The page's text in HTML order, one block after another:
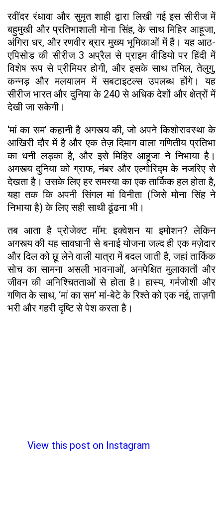
रवींदर रंधावा और सुमृत शाही द्वारा लिखी गई इस सीरीज में
बहुमुखी और प्रतिभाशाली मोना सिंह, के साथ मिहिर आहूजा,
अंगिरा धर, और रणवीर ब्रार मुख्य भूमिकाओं में हैं। यह आठ-
एपिसोड की सीरीज 3 अप्रैल से प्राइम वीडियो पर हिंदी में
विशेष रूप से प्रीमियर होगी, और इसके साथ तमिल, तेलुगु,
कन्नड़ और मलयालम में सबटाइटल्स उपलब्ध होंगे। यह
सीरीज भारत और दुनिया के 240 से अधिक देशों और क्षेत्रों में
देखी जा सकेगी।
‘मां का सम’ कहानी है अगस्त्य की, जो अपने किशोरावस्था के
आखिरी दौर में है और एक तेज़ दिमाग वाला गणितीय प्रतिभा
का धनी लड़का है, और इसे मिहिर आहूजा ने निभाया है।
अगस्त्य दुनिया को ग्राफ, नंबर और एल्गोरिद्म के नजरिए से
देखता है। उसके लिए हर समस्या का एक तार्किक हल होता है,
यहा तक कि अपनी सिंगल मां विनीता (जिसे मोना सिंह ने
निभाया है) के लिए सही साथी ढूंढना भी।
तब आता है प्रोजेक्ट मॉम: इक्वेशन या इमोशन? लेकिन
अगस्त्य की यह सावधानी से बनाई योजना जल्द ही एक मज़ेदार
और दिल को छू लेने वाली यात्रा में बदल जाती है, जहां तार्किक
सोच का सामना असली भावनाओं, अनपेक्षित मुलाकातों और
जीवन की अनिश्चितताओं से होता है। हास्य, गर्मजोशी और
गणित के साथ, ‘मां का सम’ मां-बेटे के रिश्ते को एक नई, ताज़गी
भरी और गहरी दृष्टि से पेश करता है।
View this post on Instagram